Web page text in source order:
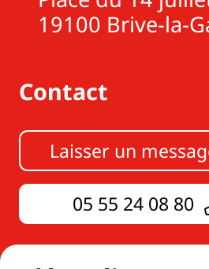
19100 Brive-la-
Contact
Laisser un
05 55 24 08 80